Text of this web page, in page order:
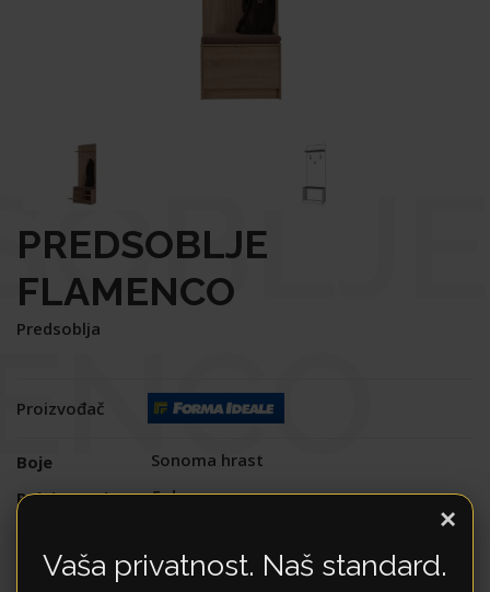
PREDSOBLJE
FLAMENCO
Predsoblja
Proizvođač
Boje
Sonoma hrast
Rok isporuke
5 dana
Dostava
Da
×
Vaša privatnost. Naš standard.